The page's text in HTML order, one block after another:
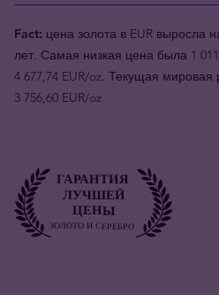
Fact: цена золота в EUR выросла
лет. Самая низкая цена была 1
4 677,74 EUR/oz. Текущая
3 756,60 EUR/oz